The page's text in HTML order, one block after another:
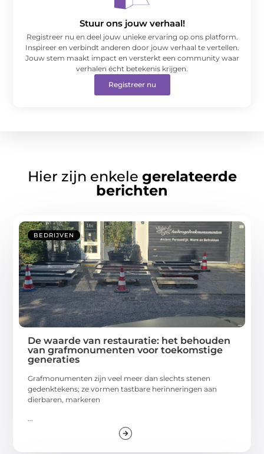
Stuur ons jouw verhaal!
Registreer nu en deel jouw unieke ervaring op ons platform.
Inspireer en verbindt anderen door jouw verhaal te vertellen.
Jouw stem maakt impact en versterkt een community waar
verhalen écht betekenis krijgen.
Registreer nu
Hier zijn enkele gerelateerde
berichten
BEDRIJVEN
De waarde van restauratie: het behouden
van grafmonumenten voor toekomstige
generaties
Grafmonumenten zijn veel meer dan slechts stenen
gedenktekens; ze vormen tastbare herinneringen aan
dierbaren, markeren